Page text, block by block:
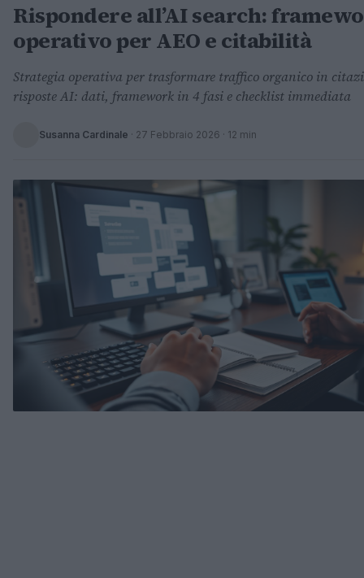
Rispondere all’AI search:
operativo per AEO e citabilità
Strategia operativa per trasformare traffico organico in
risposte AI: dati, framework in 4 fasi e checklist immediata
Susanna Cardinale · 27 Febbraio 2026 · 12 min